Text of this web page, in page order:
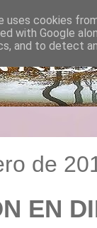
de
EN
uses cookies
with Google
and to detect